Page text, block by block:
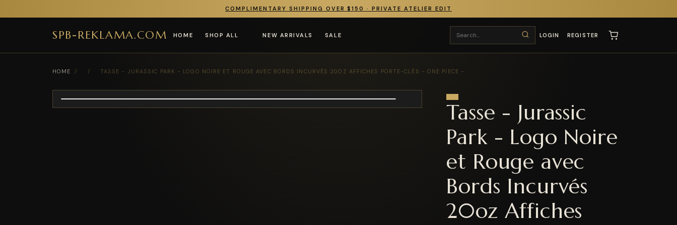
COMPLIMENTARY SHIPPING OVER $150 · PRIVATE ATELIER EDIT
SPB-REKLAMA.COM HOME SHOP ALL NEW ARRIVALS SALE LOGIN REGISTER
HOME / / TASSE - JURASSIC PARK - LOGO NOIRE ET ROUGE AVEC BORDS INCURVÉS 20OZ AFFICHES PORTE-CLÉS - ONE PIECE -
Tasse - Jurassic
Park - Logo Noire
et Rouge avec
Bords Incurvés
20oz Affiches